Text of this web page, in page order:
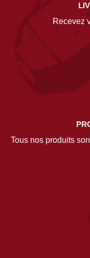
Recevez
Tous nos produits